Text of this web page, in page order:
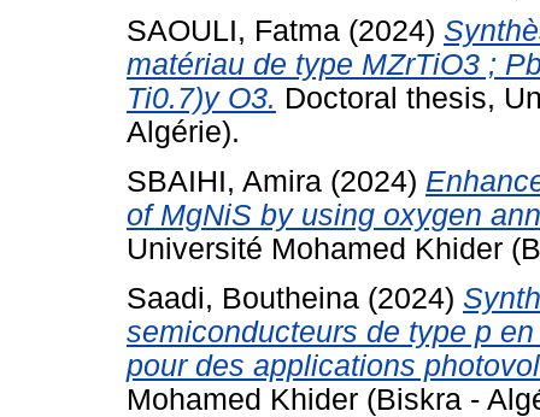
SAOULI, Fatma (2024)
matériau de type MZrTiO3 ;
Ti0.7)y O3. Doctoral thesis,
Algérie).
SBAIHI, Amira (2024)
of MgNiS by using oxygen
Université Mohamed Khider
Saadi, Boutheina (2024)
semiconducteurs de type p
pour des applications
Mohamed Khider (Biskra -